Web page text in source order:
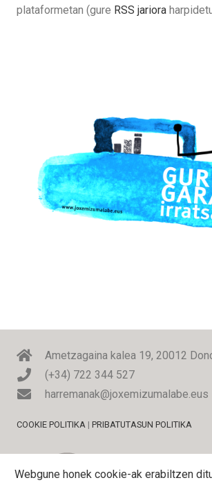
plataformetan (gure RSS jariora
Ametzagaina kalea 19, 20012
(+34) 722 344 527
harremanak@joxemizumalabe.eus
COOKIE POLITIKA | PRIBATUTASUN POLITIKA
Webgune honek cookie-ak erabiltzen